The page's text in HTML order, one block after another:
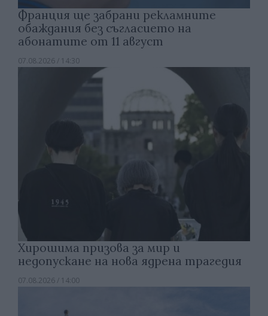
Франция ще забрани рекламните
обаждания без съгласието на
абонатите от 11 август
07.08.2026 / 14:30
Хирошима призова за мир и
недопускане на нова ядрена трагедия
07.08.2026 / 14:00